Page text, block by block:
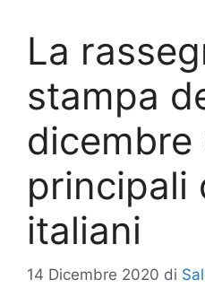
La
stampa
dicembre
principali
italiani
14 Dicembre 2020 di